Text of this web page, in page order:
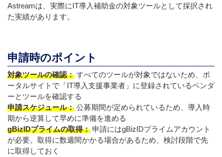
Astreamは、実際にIT導入補助金の対象ツールとして採択され
た実績があります。
申請時のポイント
対象ツールの確認： すべてのツールが対象ではないため、ポ
ータルサイトで「IT導入支援事業者」に登録されているベンダ
ーとツールを確認する
申請スケジュール： 公募期間が定められているため、導入時
期から逆算して早めに準備を進める
gBizIDプライムの取得： 申請にはgBizIDプライムアカウント
が必要。取得に数週間かかる場合があるため、検討段階で先
に取得しておく